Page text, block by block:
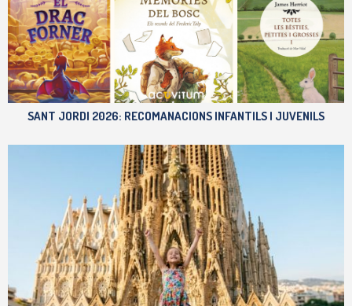
SANT JORDI 2026: RECOMANACIONS INFANTILS I JUVENILS